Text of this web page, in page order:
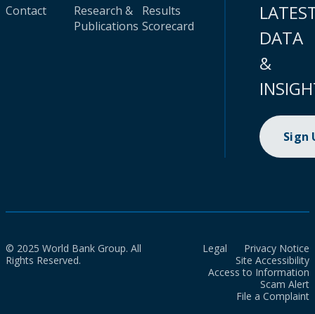
Contact
Research &
Publications
Results
Scorecard
DATA
&
Sign
© 2025 World Bank Group. All
Rights Reserved.
Legal
Privacy Notice
Site Accessibility
Access to Information
Scam Alert
File a Complaint